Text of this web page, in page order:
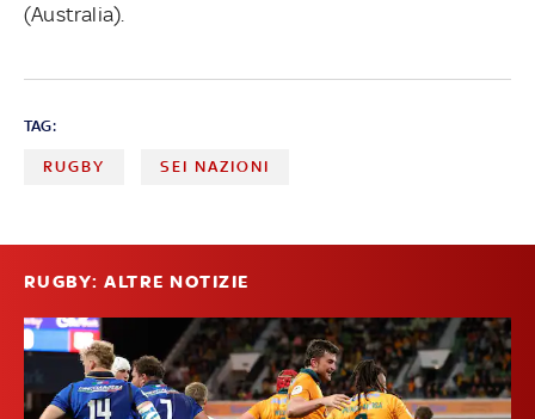
(Australia).
TAG:
RUGBY SEI NAZIONI
RUGBY: ALTRE NOTIZIE